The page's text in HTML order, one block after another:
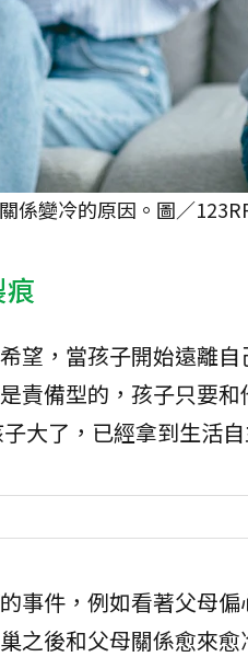
係變冷的原因。圖／
望，當孩子開始遠離
責備型的，孩子只要
大了，已經拿到生活
事件，例如看著父母
之後和父母關係愈來愈